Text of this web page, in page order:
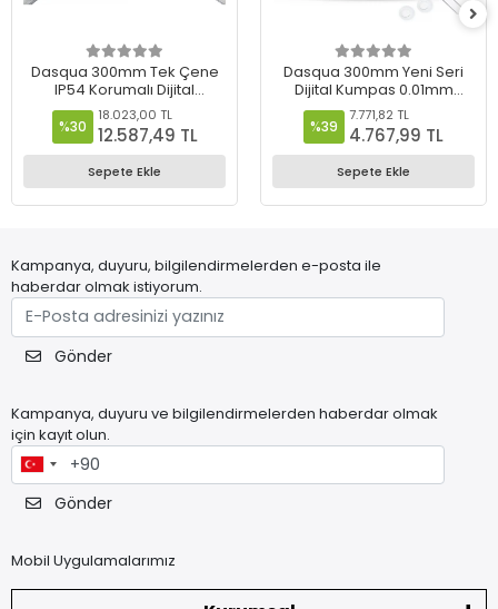
Dasqua 300mm Tek Çene
IP54 Korumalı Dijital
Kumpas – 0.01 mm
Hassasiyet - 2220-8105
%30
18.023,00 TL
12.587,49 TL
Sepete Ekle
Dasqua 300mm Yeni Seri
Dijital Kumpas 0.01mm
Hassasiyet – 2000-2015
%39
7.771,82 TL
4.767,99 TL
Sepete Ekle
Kampanya, duyuru, bilgilendirmelerden e-posta ile
haberdar olmak istiyorum.
Gönder
Kampanya, duyuru ve bilgilendirmelerden haberdar olmak
için kayıt olun.
Gönder
Mobil Uygulamalarımız